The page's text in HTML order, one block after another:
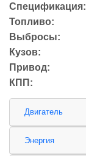
Спецификация:
Топливо:
Выбросы:
Кузов:
Привод:
КПП:
Двигатель
Энергия